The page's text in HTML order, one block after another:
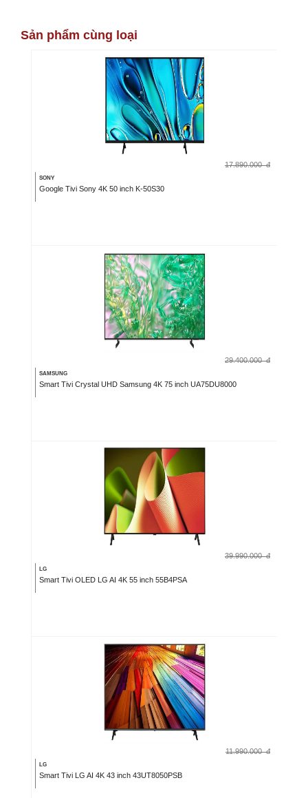
Sản phẩm cùng loại
17.890.000 đ
SONY
Google Tivi Sony 4K 50 inch K-50S30
29.400.000 đ
SAMSUNG
Smart Tivi Crystal UHD Samsung 4K 75 inch UA75DU8000
39.990.000 đ
LG
Smart Tivi OLED LG AI 4K 55 inch 55B4PSA
11.990.000 đ
LG
Smart Tivi LG AI 4K 43 inch 43UT8050PSB